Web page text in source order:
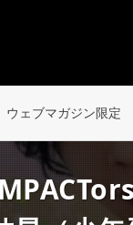
ウェブマガジン限定